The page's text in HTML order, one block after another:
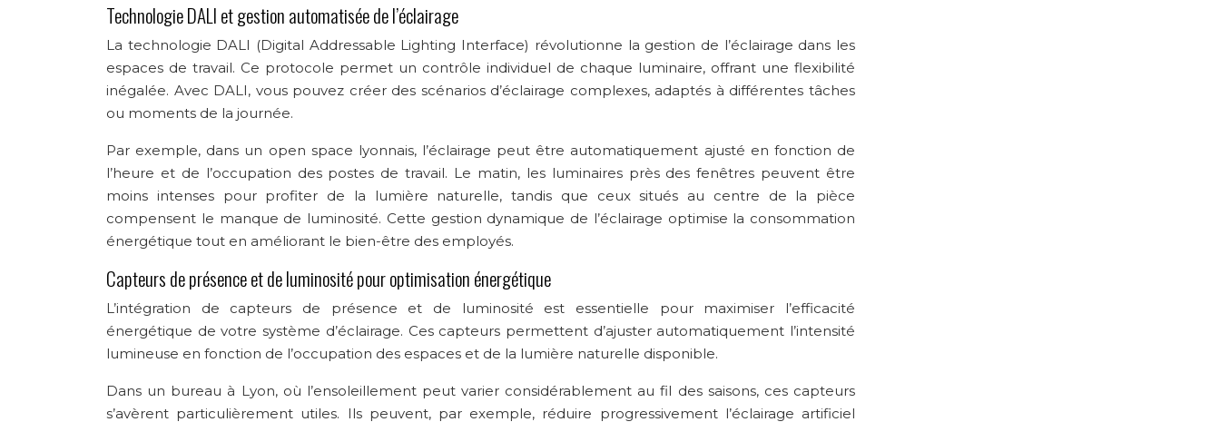
Technologie DALI et gestion automatisée de l’éclairage
La technologie DALI (Digital Addressable Lighting Interface) révolutionne la gestion de l’éclairage dans les
espaces de travail. Ce protocole permet un contrôle individuel de chaque luminaire, offrant une flexibilité
inégalée. Avec DALI, vous pouvez créer des scénarios d’éclairage complexes, adaptés à différentes tâches
ou moments de la journée.
Par exemple, dans un open space lyonnais, l’éclairage peut être automatiquement ajusté en fonction de
l’heure et de l’occupation des postes de travail. Le matin, les luminaires près des fenêtres peuvent être
moins intenses pour profiter de la lumière naturelle, tandis que ceux situés au centre de la pièce
compensent le manque de luminosité. Cette gestion dynamique de l’éclairage optimise la consommation
énergétique tout en améliorant le bien-être des employés.
Capteurs de présence et de luminosité pour optimisation énergétique
L’intégration de capteurs de présence et de luminosité est essentielle pour maximiser l’efficacité
énergétique de votre système d’éclairage. Ces capteurs permettent d’ajuster automatiquement l’intensité
lumineuse en fonction de l’occupation des espaces et de la lumière naturelle disponible.
Dans un bureau à Lyon, où l’ensoleillement peut varier considérablement au fil des saisons, ces capteurs
s’avèrent particulièrement utiles. Ils peuvent, par exemple, réduire progressivement l’éclairage artificiel